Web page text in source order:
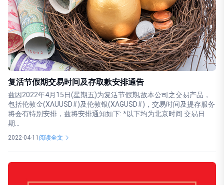
复活节假期交易时间及存取款安排通告
兹因2022年4月15日(星期五)为复活节假期,故本公司之交易产品，
包括伦敦金(XAUUSD#)及伦敦银(XAGUSD#)，交易时间及提存服务
将会有特别安排，兹将安排通知如下: *以下均为北京时间 交易日
期...
2022-04-11 阅读全文